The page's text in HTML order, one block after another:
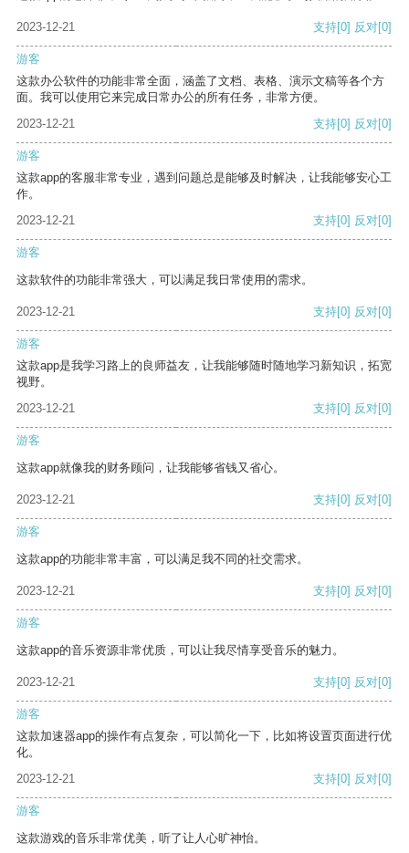
2023-12-21 支持[0] 反对[0]
游客
这款办公软件的功能非常全面，涵盖了文档、表格、演示文稿等各个方
面。我可以使用它来完成日常办公的所有任务，非常方便。
2023-12-21
支持[0] 反对[0]
游客
这款app的客服非常专业，遇到问题总是能够及时解决，让我能够安心工
作。
2023-12-21
支持[0] 反对[0]
游客
这款软件的功能非常强大，可以满足我日常使用的需求。
2023-12-21 支持[0] 反对[0]
游客
这款app是我学习路上的良师益友，让我能够随时随地学习新知识，拓宽
视野。
2023-12-21
支持[0] 反对[0]
游客
这款app就像我的财务顾问，让我能够省钱又省心。
2023-12-21 支持[0] 反对[0]
游客
这款app的功能非常丰富，可以满足我不同的社交需求。
2023-12-21 支持[0] 反对[0]
游客
这款app的音乐资源非常优质，可以让我尽情享受音乐的魅力。
2023-12-21 支持[0] 反对[0]
游客
这款加速器app的操作有点复杂，可以简化一下，比如将设置页面进行优
化。
2023-12-21
支持[0] 反对[0]
游客
这款游戏的音乐非常优美，听了让人心旷神怡。